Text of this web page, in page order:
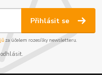
Přihlásit se
za účelem rozesílky newsletteru.
odhlásit.